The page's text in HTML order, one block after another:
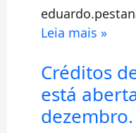
Leia mais »
Créditos
está
dezembro.